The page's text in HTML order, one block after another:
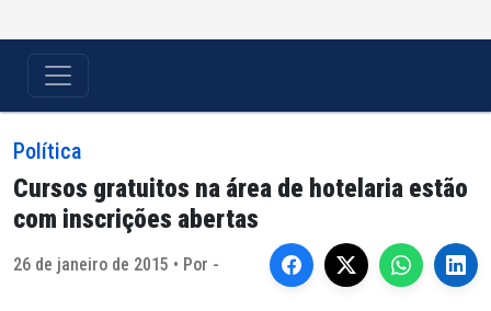
Política
Cursos gratuitos na área de hotelaria estão
com inscrições abertas
26 de janeiro de 2015 • Por -